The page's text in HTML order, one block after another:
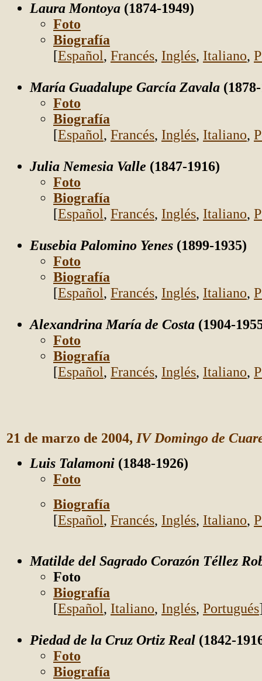
Laura Montoya (1874-1949)
Foto
Biografía
[Español, Francés, Inglés, Italiano,
María Guadalupe García Zavala
Foto
Biografía
[Español, Francés, Inglés, Italiano,
Julia Nemesia Valle (1847-1916)
Foto
Biografía
[Español, Francés, Inglés, Italiano,
Eusebia Palomino Yenes (1899-1935)
Foto
Biografía
[Español, Francés, Inglés, Italiano,
Alexandrina María de Costa (1904-
Foto
Biografía
[Español, Francés, Inglés, Italiano,
21 de marzo de 2004, IV Domingo de
Luis Talamoni (1848-1926)
Foto
Biografía
[Español, Francés, Inglés, Italiano,
Matilde del Sagrado Corazón Téllez
Foto
Biografía
[Español, Italiano, Inglés, Portugués
Piedad de la Cruz Ortiz Real (1842-
Foto
Biografía